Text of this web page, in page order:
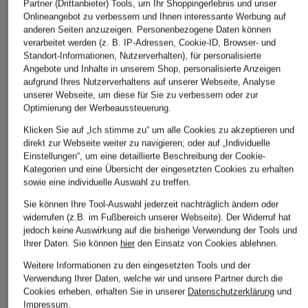
RAFFAELLO ROSSI
Shirt GRAZIA mit
3/4-Arm
CHF 129
ALLSAINTS
Strickshirt BERN im
Materialmix
CHF 165
Blusenshirt CIADDY
mit 3/4-Arm
CHF 75
Partner (Drittanbieter) Tools, um Ihr Shoppingerlebnis und unser
Onlineangebot zu verbessern und Ihnen interessante Werbung auf
anderen Seiten anzuzeigen. Personenbezogene Daten können
verarbeitet werden (z. B. IP-Adressen, Cookie-ID, Browser- und
Standort-Informationen, Nutzerverhalten), für personalisierte
Angebote und Inhalte in unserem Shop, personalisierte Anzeigen
aufgrund Ihres Nutzerverhaltens auf unserer Webseite, Analyse
unserer Webseite, um diese für Sie zu verbessern oder zur
Optimierung der Werbeaussteuerung.
Klicken Sie auf „Ich stimme zu“ um alle Cookies zu akzeptieren und
direkt zur Webseite weiter zu navigieren; oder auf „Individuelle
Einstellungen“, um eine detaillierte Beschreibung der Cookie-
Kategorien und eine Übersicht der eingesetzten Cookies zu erhalten
sowie eine individuelle Auswahl zu treffen.
Sie können Ihre Tool-Auswahl jederzeit nachträglich ändern oder
widerrufen (z.B. im Fußbereich unserer Webseite). Der Widerruf hat
jedoch keine Auswirkung auf die bisherige Verwendung der Tools und
Ihrer Daten. Sie können hierden Einsatz von Cookies ablehnen.
Weitere Informationen zu den eingesetzten Tools und der
Verwendung Ihrer Daten, welche wir und unsere Partner durch die
Cookies erheben, erhalten Sie in unserer Datenschutzerklärungund
Impressum.